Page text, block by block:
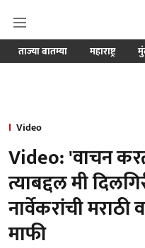
ताज्या बातम्या महाराष्ट्र
Video
Video: 'वाचन
त्याबद्दल मी
नार्वेकरांची
माफी